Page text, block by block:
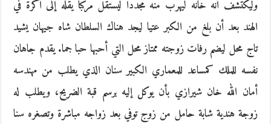
وليكتشف أنه خانه ليهرب منه مجددا ليستقل مركبا يقله إلى أكرة في
الهند بعد أن بلغ من الكبر عتيا ليجد هناك السلطان شاه جيهان يشيد
تاج محل ليضم رفات زوجته ممتاز محل التي أحبها حبا جما. يقدم جاهان
نفسه للملك كمساعد للمعماري الكبير سنان الذي يطلب من مهندسه
أمان الله خان شيرازي بأن يوكل إليه برسم قبة الضريح، ويطلب له
زوجة هندية شابة حامل من زوج توفي بعد زواجه مباشرة وتصغره سنا